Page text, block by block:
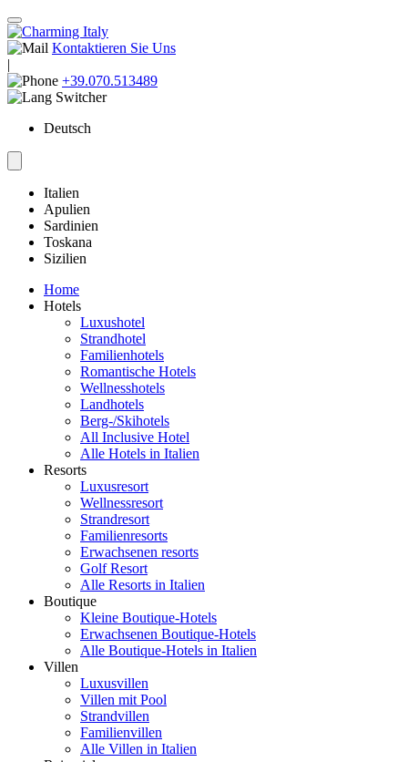
Kontaktieren Sie Uns
|
+39.070.513489
Deutsch
Italien
Apulien
Sardinien
Toskana
Sizilien
Home
Hotels
Luxushotel
Strandhotel
Familienhotels
Romantische Hotels
Wellnesshotels
Landhotels
Berg-/Skihotels
All Inclusive Hotel
Alle Hotels in Italien
Resorts
Luxusresort
Wellnessresort
Strandresort
Familienresorts
Erwachsenen resorts
Golf Resort
Alle Resorts in Italien
Boutique
Kleine Boutique-Hotels
Erwachsenen Boutique-Hotels
Alle Boutique-Hotels in Italien
Villen
Luxusvillen
Villen mit Pool
Strandvillen
Familienvillen
Alle Villen in Italien